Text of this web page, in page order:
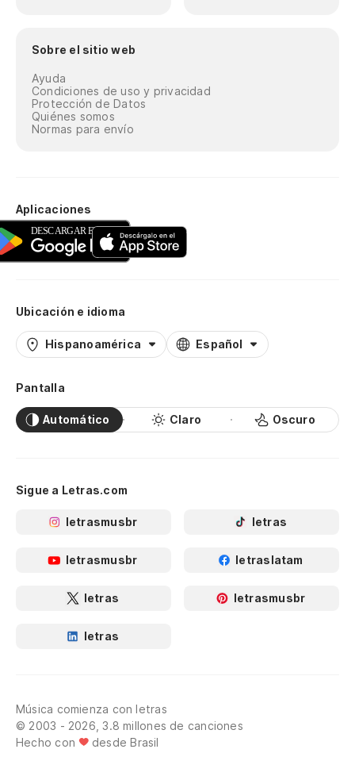
Sobre el sitio web
Ayuda
Condiciones de uso y privacidad
Protección de Datos
Quiénes somos
Normas para envío
Aplicaciones
Ubicación e idioma
Hispanoamérica Español
Pantalla
Automático Claro Oscuro
Sigue a Letras.com
letrasmusbr letras
letrasmusbr letraslatam
letras letrasmusbr
letras
Música comienza con letras
© 2003 - 2026, 3.8 millones de canciones
Hecho con
desde Brasil